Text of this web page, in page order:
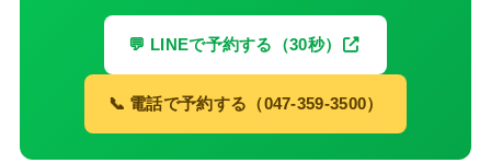
💬 LINEで予約する（30秒）
📞 電話で予約する（047-359-3500）